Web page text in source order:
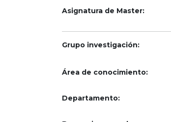
Asignatura de Master:
Grupo investigación:
Área de conocimiento:
Departamento: